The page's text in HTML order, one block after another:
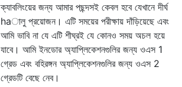
ক্যাবলিংয়ের জন্য আমার পছন্দসই কেবল হবে যেখানে দীর্ঘ
haালু প্রয়োজন। এটি সময়ের পরীক্ষায় দাঁড়িয়েছে এবং
আমি ভাবি না যে এটি শীঘ্রই যে কোনও সময় অচল হয়ে
যাবে। আমি ইনডোর অ্যাপ্লিকেশনগুলির জন্য ওএস 1
গ্রেড এবং বহিরঙ্গন অ্যাপ্লিকেশনগুলির জন্য ওএস 2
গ্রেডটি বেছে নেব।